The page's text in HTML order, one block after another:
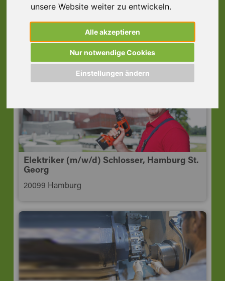
unsere Website weiter zu entwickeln.
Alle akzeptieren
Nur notwendige Cookies
Einstellungen ändern
Konstruktionsmechaniker (m/w/d) 4-Tage-
Woche, Hamburg-Altona
22549 Hamburg
Elektriker (m/w/d) Schlosser, Hamburg St.
Georg
20099 Hamburg